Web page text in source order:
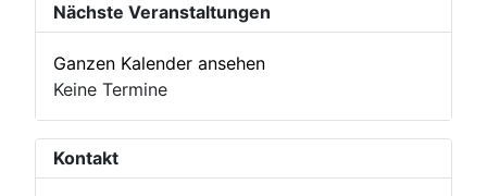
Nächste Veranstaltungen
Ganzen Kalender ansehen
Keine Termine
Kontakt